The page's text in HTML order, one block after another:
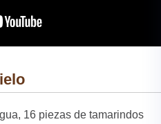
16 piezas de tamarindos